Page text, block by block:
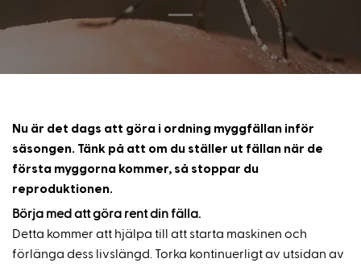
Nu är det dags att göra i ordning myggfällan inför
säsongen. Tänk på att om du ställer ut fällan när de
första myggorna kommer, så stoppar du
reproduktionen.
Börja med att göra rent din fälla.
Detta kommer att hjälpa till att starta maskinen och
förlänga dess livslängd. Torka kontinuerligt av utsidan av